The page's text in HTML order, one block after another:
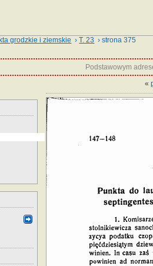
grodzkie i ziemskie ›T. 23 › strona 375
Podstawowym
«